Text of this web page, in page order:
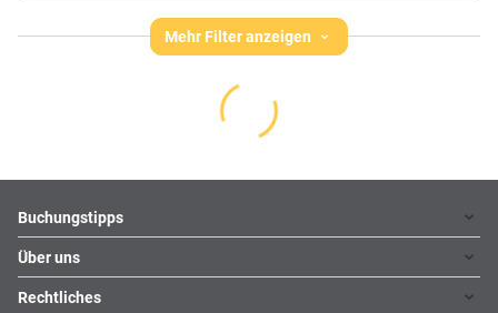
Mehr Filter anzeigen
Footer navigation
Buchungstipps
Warum im Reisebüro buchen
Hoteltipps
Über uns
Kontakt
Rechtliches